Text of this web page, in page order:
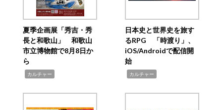
夏季企画展「秀吉・秀
長と和歌山」 和歌山
市立博物館で8月8日か
ら
カルチャー
日本史と世界史を旅す
るRPG 「時渡り」、
iOS/Androidで配信開
始
カルチャー